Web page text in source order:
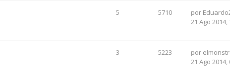
5 5710 por
21 Ago 2014,
3 5223 por
21 Ago 2014,